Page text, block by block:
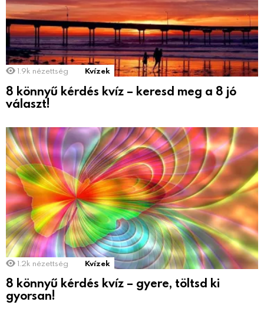
1.9k nézettség Kvízek
8 könnyű kérdés kvíz – keresd meg a 8 jó
választ!
1.2k nézettség Kvízek
8 könnyű kérdés kvíz – gyere, töltsd ki
gyorsan!